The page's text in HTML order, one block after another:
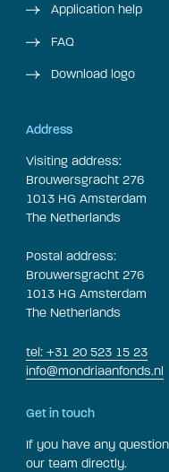
Application help
FAQ
Download logo
Address
Visiting address:
Brouwersgracht 276
1013 HG Amsterdam
The Netherlands
Postal address:
Brouwersgracht 276
1013 HG Amsterdam
The Netherlands
tel: +31 20 523 15 23
info@mondriaanfonds.nl
Get in touch
If you have any
our team directly.